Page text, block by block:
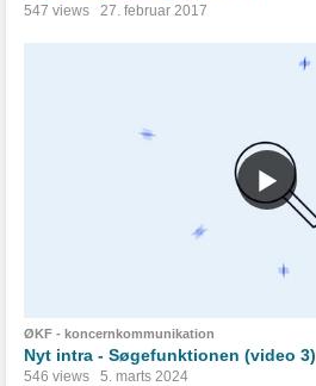
547 views 27. februar 2017
ØKF - koncernkommunikation
Nyt intra - Søgefunktionen (video 3)
546 views 5. marts 2024